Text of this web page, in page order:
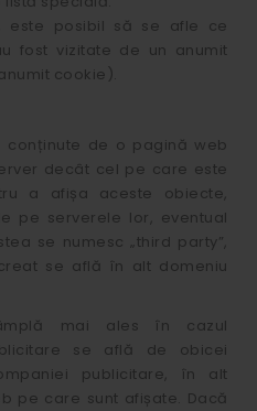
este posibil să se afle ce
fost vizitate de un anumit
cookie).
de o pagină web
decât cel pe care este
a afișa aceste obiecte,
pe serverele lor, eventual
se numesc „third party”,
se află în alt domeniu
mai ales în cazul
se află de obicei
publicitare, în alt
pe care sunt afișate. Dacă